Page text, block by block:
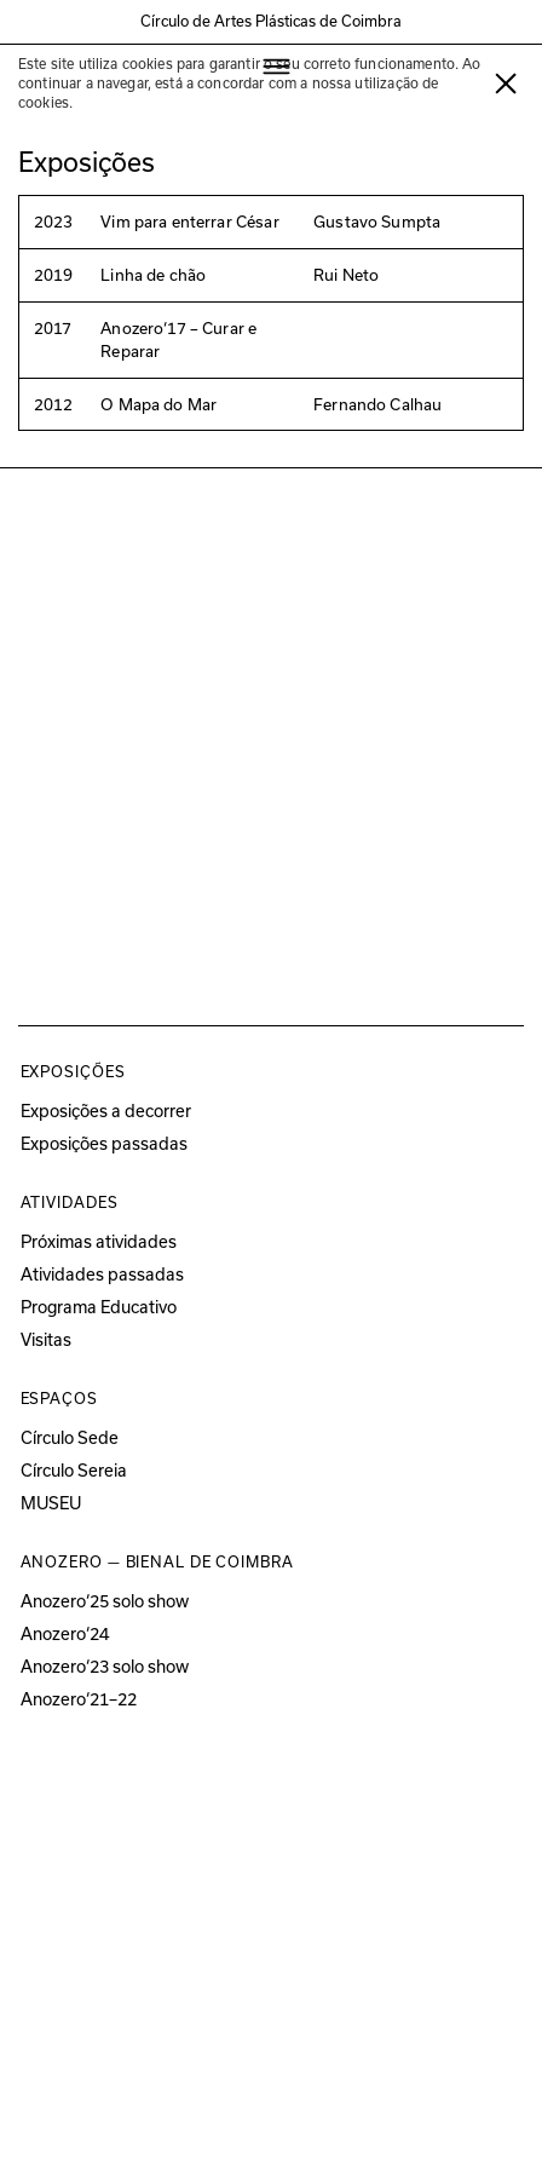
Círculo de Artes Plásticas de Coimbra
Este site utiliza cookies para garantir o seu correto funcionamento. Ao
continuar a navegar, está a concordar com a nossa utilização de
cookies.
Delfim Sardo
Exposições
2023 Vim para enterrar César Gustavo Sumpta
2019 Linha de chão Rui Neto
2017
Anozero‘17 – Curar e
Reparar
2012 O Mapa do Mar Fernando Calhau
EXPOSIÇÕES
Exposições a decorrer
Exposições passadas
ATIVIDADES
Próximas atividades
Atividades passadas
Programa Educativo
Visitas
ESPAÇOS
Círculo Sede
Círculo Sereia
MUSEU
ANOZERO — BIENAL DE COIMBRA
Anozero‘25 solo show
Anozero‘24
Anozero‘23 solo show
Anozero‘21–22